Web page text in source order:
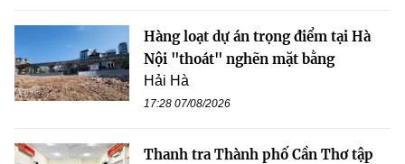
Hàng loạt dự án trọng điểm tại Hà
Nội "thoát" nghẽn mặt bằng
Hải Hà
17:28 07/08/2026
Thanh tra Thành phố Cần Thơ tập